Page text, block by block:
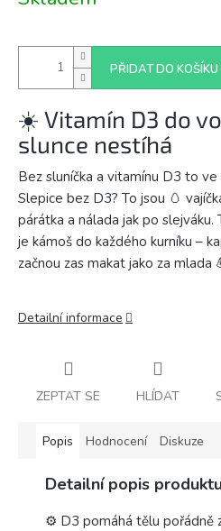
PŘIDAT DO KOŠÍKU
☀️ Vitamín D3 do
slunce nestíhá
Bez sluníčka a vitamínu D3 to
Slepice bez D3? To jsou 🥚
párátka a nálada jak po slejváku.
je kámoš do každého kurníku –
začnou zas makat jako za mlada
Detailní informace
ZEPTAT SE HLÍDAT
Popis Hodnocení Diskuze
Detailní popis
⚙️ D3 pomáhá tělu pořádně